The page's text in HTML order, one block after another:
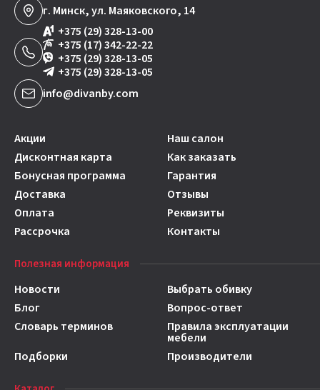
г. Минск, ул. Маяковского, 14
+375 (29) 328-13-00
+375 (17) 342-22-22
+375 (29) 328-13-05
+375 (29) 328-13-05
info@divanby.com
Акции
Наш салон
Дисконтная карта
Как заказать
Бонусная программа
Гарантия
Доставка
Отзывы
Оплата
Реквизиты
Рассрочка
Контакты
Полезная информация
Новости
Выбрать обивку
Блог
Вопрос-ответ
Словарь терминов
Правила эксплуатации
мебели
Подборки
Производители